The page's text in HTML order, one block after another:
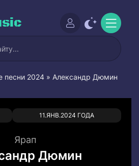
песни 2024 » Александр Дюмин
11.ЯНВ.2024 ГОДА
0 0
Ярап
Дюмин